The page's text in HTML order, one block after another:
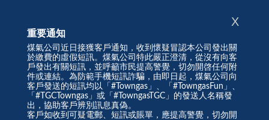
重要通知
煤氣公司近日接獲客戶通知，收到懷疑冒認本公司發出關
於繳費的虛假短訊。煤氣公司特此嚴正澄清，從沒有向客
戶發出有關短訊，並呼籲市民提高警覺，切勿開啓任何附
件或連結。為防範手機短訊詐騙，由即日起，煤氣公司向
客戶發送的短訊均以「#Towngas」、「#TowngasFun」、
「#TGCTowngas」或「#TowngasTGC」的發送人名稱發
出，協助客戶辨別訊息真偽。
客戶如收到可疑電郵、短訊或賬單，應提高警覺，切勿開
X